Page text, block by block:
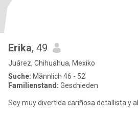
Erika, 49
Juárez, Chihuahua, Mexiko
Suche: Männlich 46 - 52
Familienstand: Geschieden
Soy muy divertida cariñosa detallista y